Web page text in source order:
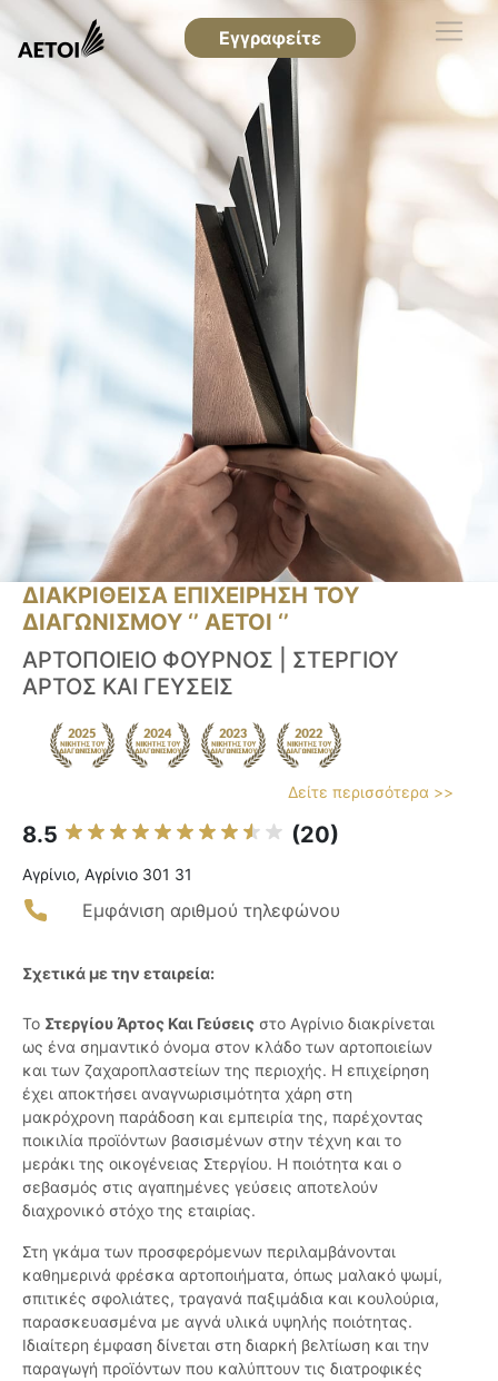
Εγγραφείτε
ΔΙΑΚΡΙΘΕΙΣΑ ΕΠΙΧΕΙΡΗΣΗ ΤΟΥ
ΔΙΑΓΩΝΙΣΜΟΥ ‘’ ΑΕΤΟΙ ‘’
ΑΡΤΟΠΟΙΕΙΟ ΦΟΥΡΝΟΣ | ΣΤΕΡΓΙΟΥ
ΑΡΤΟΣ ΚΑΙ ΓΕΥΣΕΙΣ
Δείτε περισσότερα >>
8.5 (20)
Αγρίνιο, Αγρίνιο 301 31
Εμφάνιση αριθμού τηλεφώνου
Σχετικά με την εταιρεία:
Το Στεργίου Άρτος Και Γεύσεις στο Αγρίνιο διακρίνεται
ως ένα σημαντικό όνομα στον κλάδο των αρτοποιείων
και των ζαχαροπλαστείων της περιοχής. Η επιχείρηση
έχει αποκτήσει αναγνωρισιμότητα χάρη στη
μακρόχρονη παράδοση και εμπειρία της, παρέχοντας
ποικιλία προϊόντων βασισμένων στην τέχνη και το
μεράκι της οικογένειας Στεργίου. Η ποιότητα και ο
σεβασμός στις αγαπημένες γεύσεις αποτελούν
διαχρονικό στόχο της εταιρίας.
Στη γκάμα των προσφερόμενων περιλαμβάνονται
καθημερινά φρέσκα αρτοποιήματα, όπως μαλακό ψωμί,
σπιτικές σφολιάτες, τραγανά παξιμάδια και κουλούρια,
παρασκευασμένα με αγνά υλικά υψηλής ποιότητας.
Ιδιαίτερη έμφαση δίνεται στη διαρκή βελτίωση και την
παραγωγή προϊόντων που καλύπτουν τις διατροφικές